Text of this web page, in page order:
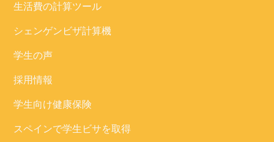
生活費の計算ツール
シェンゲンビザ計算機
学生の声
採用情報
学生向け健康保険
スペインで学生ビサを取得